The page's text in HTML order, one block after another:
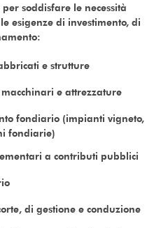
soddisfare le necessità
esigenze di investimento, di
e strutture
e attrezzature
fondiario (impianti vigneto,
fondiarie)
a contributi pubblici
di gestione e conduzione